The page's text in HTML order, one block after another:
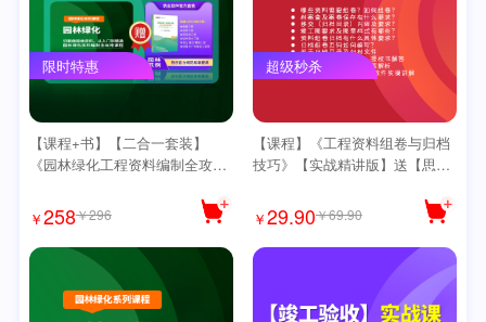
限时特惠
【课程+书】【二合一套装】
《园林绿化工程资料编制全攻略
￥258￥296
超级秒杀
【课程】《工程资料组卷与归档
技巧》【实战精讲版】送【思维
￥29.90￥69.90